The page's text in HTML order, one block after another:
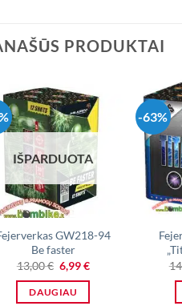
PRODUKTAI
IŠPARDUOTA
GW218-94
Be faster
13,00€ Original
price
was:
13,00 €.
6,99€Current
DAUGIAU
-63%